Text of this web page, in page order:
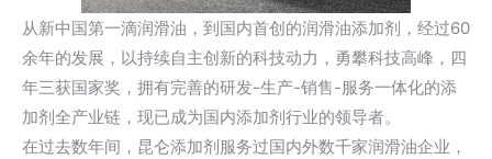
从新中国第一滴润滑油，到国内首创的润滑油添加剂，经过60
余年的发展，以持续自主创新的科技动力，勇攀科技高峰，四
年三获国家奖，拥有完善的研发-生产-销售-服务一体化的添
加剂全产业链，现已成为国内添加剂行业的领导者。
在过去数年间，昆仑添加剂服务过国内外数千家润滑油企业，